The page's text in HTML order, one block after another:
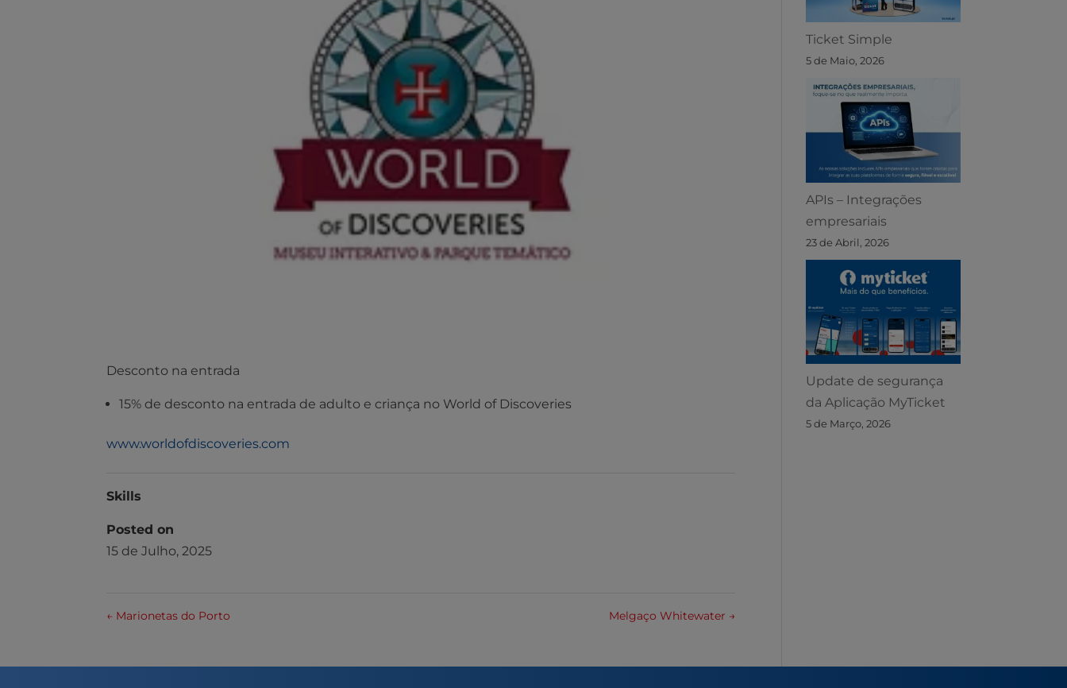
Desconto na entrada
15% de desconto na entrada de adulto e criança no World of Discoveries
www.worldofdiscoveries.com
Skills
Posted on
15 de Julho, 2025
← Marionetas do Porto Melgaço Whitewater →
Ticket Simple
5 de Maio, 2026
APIs – Integrações
empresariais
23 de Abril, 2026
Update de segurança
da Aplicação MyTicket
5 de Março, 2026